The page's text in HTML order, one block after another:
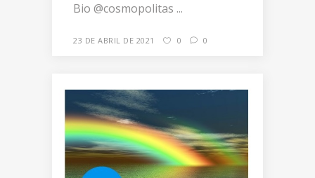
Bio @cosmopolitas ...
23 DE ABRIL DE 2021 0 0